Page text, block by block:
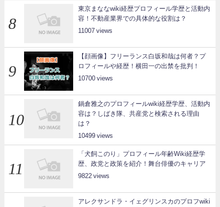
東京まななwiki経歴プロフィール学歴と活動内
容！不動産業界での具体的な役割は？
11007
【顔画像】フリーランス白坂和哉は何者？プ
ロフィールや経歴！横田一の出禁を批判！
10700
鍋倉雅之のプロフィールwiki経歴学歴、活動内
容は？しばき隊、共産党と検索される理由
は？
10499
「犬飼このり」プロフィール年齢Wiki経歴学
歴、政党と政策を紹介！舞台俳優のキャリア
9822
アレクサンドラ・イェグリンスカのプロフwiki